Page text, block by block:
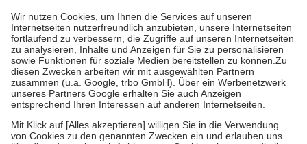
Grundsätzlich leisten Mitglieder Zuzahlungen in Höhe von zehn
Prozent des Abgabepreises,mindestens jedochfünf Euround
höchstens zehn Euro.Es sind jedoch nie mehr als die tatsächlichen
Kosten der Leistung zu entrichten.
Diese Regeln gelten grundsätzlich auch für Online-Apotheken.
Bei Heilmitteln und häuslicher Krankenpflege beträgt die
Zuzahlung zehn Prozent der Kosten sowie zehn Euro je
Verordnung.
Um das Engagement der Versicherten für ihre eigene Gesundheit zu